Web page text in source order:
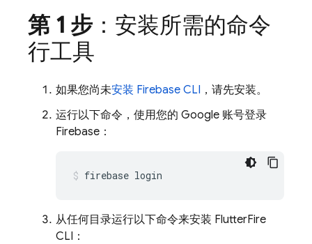
第 1 步 ：安装所需的命令
行工具
如果您尚未安装 Firebase CLI ，请先安装。
运行以下命令，使用您的 Google 账号登录
Firebase：
firebase
从任何目录运行以下命令来安装 FlutterFire
CLI：